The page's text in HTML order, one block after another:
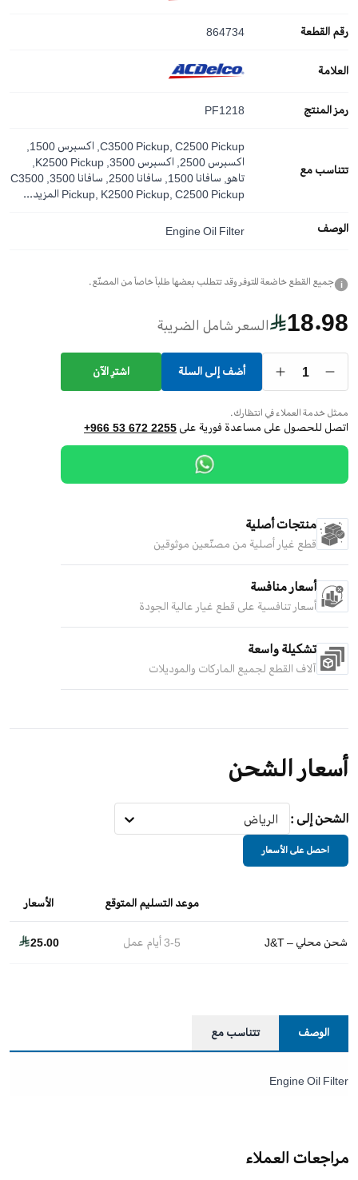
رقم القطعة 864734
العلامة
رمز المنتج PF1218
تتناسب مع
تاهو, سافانا 1500, سافانا 2500, سافانا 3500, C3500
Pickup, K2500 Pickup, C2500 Pickup المزيد...
الوصف Engine Oil Filter
i جميع القطع خاضعة للتوفر وقد تتطلب بعضها طلباً خاصاً من المصنّع.
18.98 السعر شامل الضريبة
1 أضف إلى السلة اشترِ الآن
ممثل خدمة العملاء في انتظارك.
اتصل للحصول على مساعدة فورية على +966 53 672 2255
منتجات أصلية
قطع غيار أصلية من مصنّعين موثوقين
أسعار منافسة
أسعار تنافسية على قطع غيار عالية الجودة
تشكيلة واسعة
آلاف القطع لجميع الماركات والموديلات
أسعار الشحن
الشحن إلى : الرياض
احصل على الأسعار
موعد التسليم المتوقع الأسعار
شحن محلي – J&T 3-5أيام عمل 25.00
الوصف تتناسب مع
Engine Oil Filter
مراجعات العملاء